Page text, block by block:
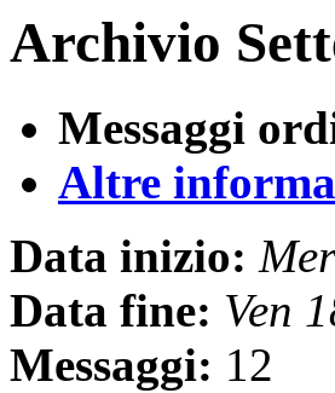
Archivio
Messaggi
Altre
Data inizio:
Data fine: Ven
Messaggi: 12